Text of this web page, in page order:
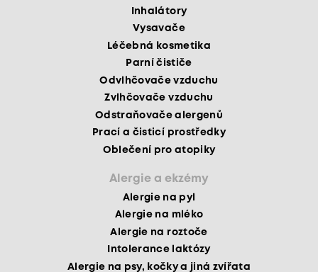
Inhalátory
Vysavače
Léčebná kosmetika
Parní čističe
Odvlhčovače vzduchu
Zvlhčovače vzduchu
Odstraňovače alergenů
Prací a čisticí prostředky
Oblečení pro atopiky
Alergie a ekzémy
Alergie na pyl
Alergie na mléko
Alergie na roztoče
Intolerance laktózy
Alergie na psy, kočky a jiná zvířata